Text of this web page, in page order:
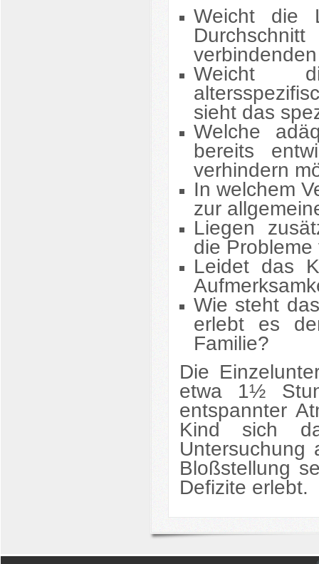
Weicht die
Weicht
sieht das
Welche
bereits
verhindern
In welchem
zur
Liegen
die
Leidet das
Wie steht
erlebt es
Familie?
Die
etwa 1½
entspannter
Kind sich
Untersuchung
Bloßstellung
Defizite erlebt.